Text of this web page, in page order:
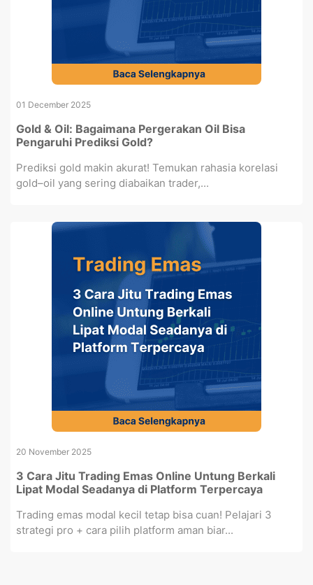
01 December 2025
Gold & Oil: Bagaimana Pergerakan Oil Bisa
Pengaruhi Prediksi Gold?
Prediksi gold makin akurat! Temukan rahasia korelasi
gold–oil yang sering diabaikan trader,...
20 November 2025
3 Cara Jitu Trading Emas Online Untung Berkali
Lipat Modal Seadanya di Platform Terpercaya
Trading emas modal kecil tetap bisa cuan! Pelajari 3
strategi pro + cara pilih platform aman biar...